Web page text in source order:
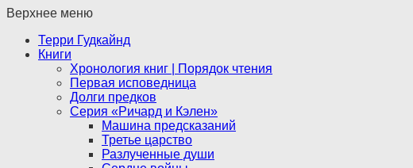
Верхнее меню
Терри Гудкайнд
Книги
Хронология книг | Порядок чтения
Первая исповедница
Долги предков
Серия «Ричард и Кэлен»
Машина предсказаний
Третье царство
Разлученные души